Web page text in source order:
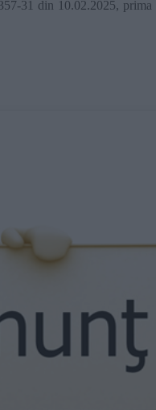
31 din 10.02.2025,